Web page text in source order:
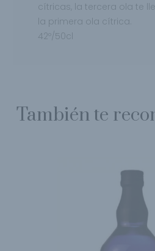
cítricas, la tercera ola te
la primera ola cítrica.
42º/50cl
También te